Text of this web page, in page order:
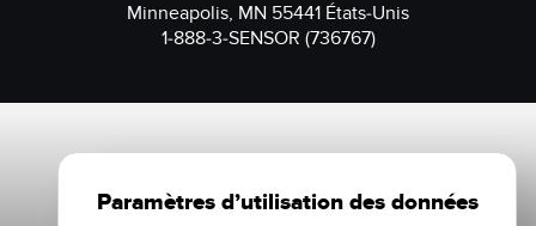
Minneapolis, MN 55441 États-Unis
1-888-3-SENSOR (736767)
Paramètres d’utilisation des données